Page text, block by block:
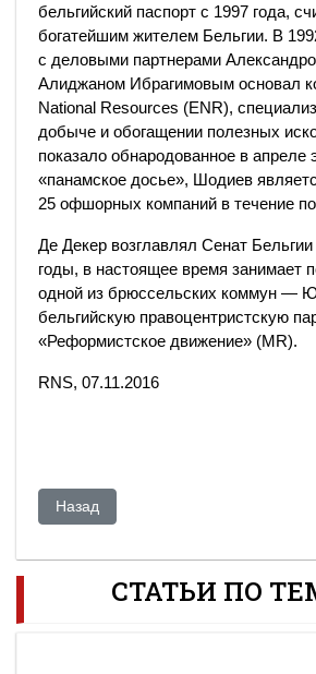
бельгийский паспорт с 1997 года,
богатейшим жителем Бельгии. В
с деловыми партнерами
Алиджаном Ибрагимовым основал
National Resources (ENR),
добыче и обогащении полезных
показало обнародованное в апреле
«панамское досье», Шодиев
25 офшорных компаний в течение
Де Декер возглавлял Сенат
годы, в настоящее время занимает
одной из брюссельских коммун —
бельгийскую правоцентристскую
«Реформистское движение» (MR).
RNS, 07.11.2016
Предыдущий: Как вернуть
Назад
СТАТЬИ ПО